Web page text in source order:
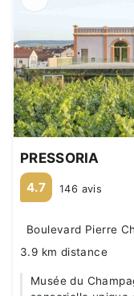
PRESSORIA
4.7 146 avis
Boulevard Pierre
3.9 km distance
Musée du